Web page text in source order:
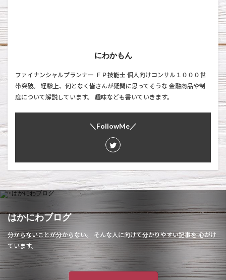
にわかもん
ファイナンシャルプランナー ＦＰ技能士 個人向けコンサル１０００世
帯突破。 経験上、何となく皆さんが疑問に思ってそうな 金融商品や制
度について解説しています。 趣味なども書いていきます。
＼FollowMe／
はかにわブログ
分からないことが分からない。 そんな人に向けて分かりやすい記事を 心がけ
ています。